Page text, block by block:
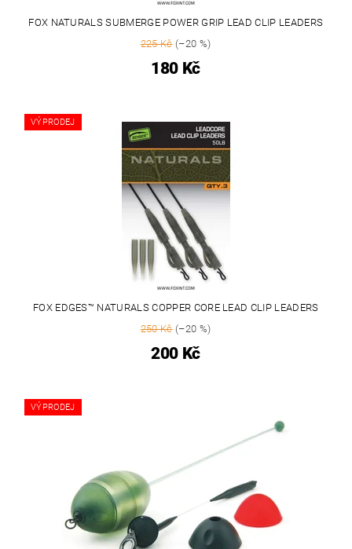
FOX NATURALS SUBMERGE POWER GRIP LEAD CLIP LEADERS
225 Kč(–20 %)
180 Kč
VÝPRODEJ
FOX EDGES™ NATURALS COPPER CORE LEAD CLIP LEADERS
250 Kč(–20 %)
200 Kč
VÝPRODEJ